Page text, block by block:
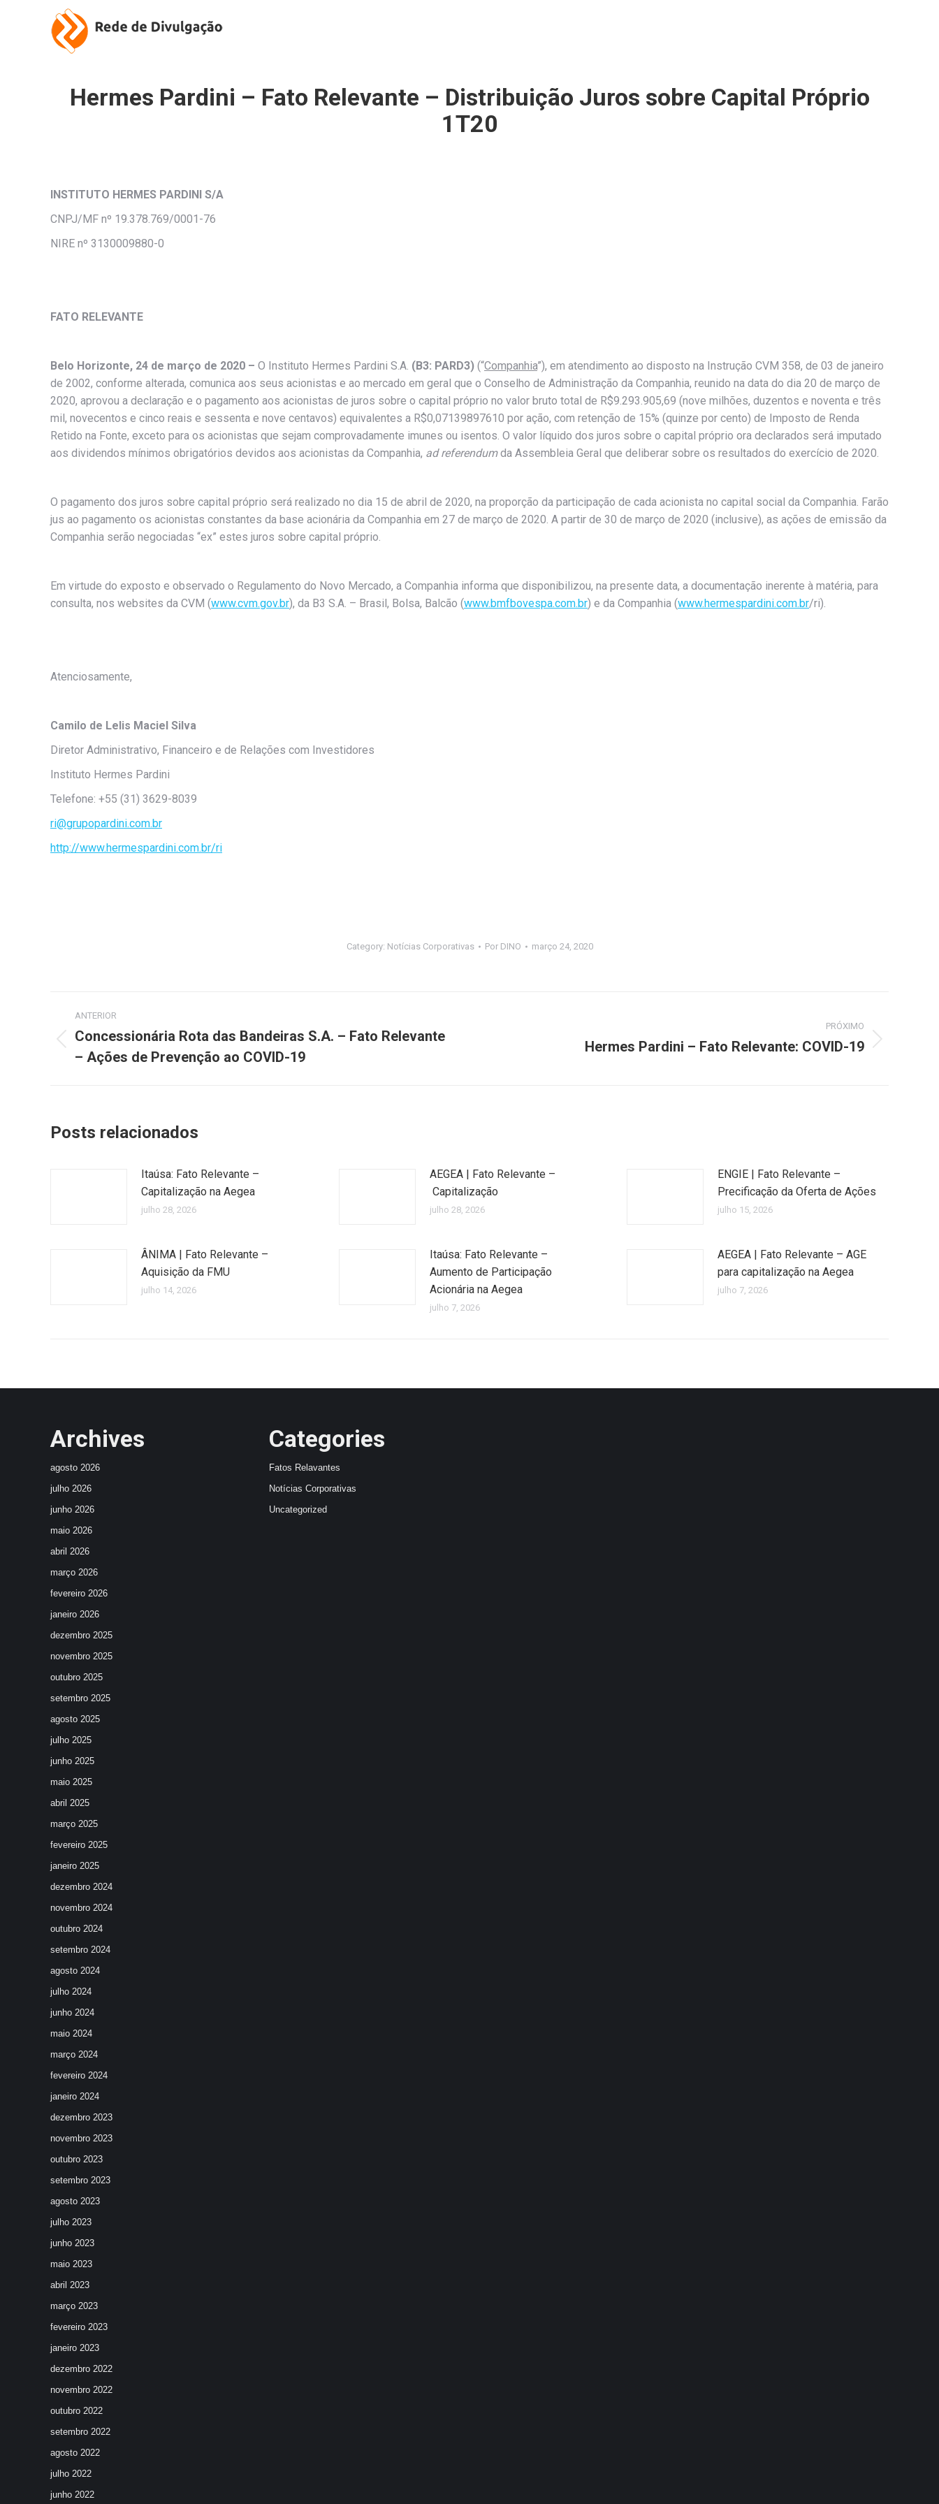
Hermes Pardini – Fato Relevante – Distribuição Juros sobre Capital Próprio
1T20
INSTITUTO HERMES PARDINI S/A
CNPJ/MF nº 19.378.769/0001-76
NIRE nº 3130009880-0
FATO RELEVANTE
Belo Horizonte, 24 de março de 2020 – O Instituto Hermes Pardini S.A. (B3: PARD3) (“Companhia”), em atendimento ao disposto na Instrução CVM 358, de 03 de janeiro
de 2002, conforme alterada, comunica aos seus acionistas e ao mercado em geral que o Conselho de Administração da Companhia, reunido na data do dia 20 de março de
2020, aprovou a declaração e o pagamento aos acionistas de juros sobre o capital próprio no valor bruto total de R$9.293.905,69 (nove milhões, duzentos e noventa e três
mil, novecentos e cinco reais e sessenta e nove centavos) equivalentes a R$0,07139897610 por ação, com retenção de 15% (quinze por cento) de Imposto de Renda
Retido na Fonte, exceto para os acionistas que sejam comprovadamente imunes ou isentos. O valor líquido dos juros sobre o capital próprio ora declarados será imputado
aos dividendos mínimos obrigatórios devidos aos acionistas da Companhia, ad referendumda Assembleia Geral que deliberar sobre os resultados do exercício de 2020.
O pagamento dos juros sobre capital próprio será realizado no dia 15 de abril de 2020, na proporção da participação de cada acionista no capital social da Companhia. Farão
jus ao pagamento os acionistas constantes da base acionária da Companhia em 27 de março de 2020. A partir de 30 de março de 2020 (inclusive), as ações de emissão da
Companhia serão negociadas “ex” estes juros sobre capital próprio.
Em virtude do exposto e observado o Regulamento do Novo Mercado, a Companhia informa que disponibilizou, na presente data, a documentação inerente à matéria, para
consulta, nos websites da CVM (www.cvm.gov.br), da B3 S.A. – Brasil, Bolsa, Balcão (www.bmfbovespa.com.br) e da Companhia (www.hermespardini.com.br/ri).
Atenciosamente,
Camilo de Lelis Maciel Silva
Diretor Administrativo, Financeiro e de Relações com Investidores
Instituto Hermes Pardini
Telefone: +55 (31) 3629-8039
ri@grupopardini.com.br
http://www.hermespardini.com.br/ri
Category: Notícias Corporativas Por DINO março 24, 2020
Navegação
de
post:
ANTERIOR
anterior:
Concessionária Rota das Bandeiras S.A. – Fato Relevante
– Ações de Prevenção ao COVID-19
PRÓXIMO
Hermes Pardini – Fato Relevante: COVID-19
Posts relacionados
Itaúsa: Fato Relevante –
Capitalização na Aegea
julho 28, 2026
AEGEA | Fato Relevante –
Capitalização
julho 28, 2026
ENGIE | Fato Relevante –
Precificação da Oferta de Ações
julho 15, 2026
ÂNIMA | Fato Relevante –
Aquisição da FMU
julho 14, 2026
Itaúsa: Fato Relevante –
Aumento de Participação
Acionária na Aegea
julho 7, 2026
AEGEA | Fato Relevante – AGE
para capitalização na Aegea
julho 7, 2026
Archives
agosto 2026
julho 2026
junho 2026
maio 2026
abril 2026
março 2026
fevereiro 2026
janeiro 2026
dezembro 2025
novembro 2025
outubro 2025
setembro 2025
agosto 2025
julho 2025
junho 2025
maio 2025
abril 2025
março 2025
fevereiro 2025
janeiro 2025
dezembro 2024
novembro 2024
outubro 2024
setembro 2024
agosto 2024
julho 2024
junho 2024
maio 2024
março 2024
fevereiro 2024
janeiro 2024
dezembro 2023
novembro 2023
outubro 2023
setembro 2023
agosto 2023
julho 2023
junho 2023
maio 2023
abril 2023
março 2023
fevereiro 2023
janeiro 2023
dezembro 2022
novembro 2022
outubro 2022
setembro 2022
agosto 2022
julho 2022
junho 2022
Categories
Fatos Relavantes
Notícias Corporativas
Uncategorized